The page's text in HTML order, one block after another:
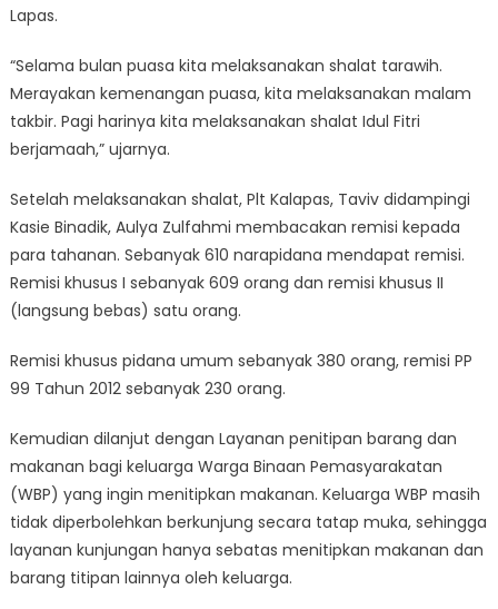
Lapas.
“Selama bulan puasa kita melaksanakan shalat tarawih.
Merayakan kemenangan puasa, kita melaksanakan malam
takbir. Pagi harinya kita melaksanakan shalat Idul Fitri
berjamaah,” ujarnya.
Setelah melaksanakan shalat, Plt Kalapas, Taviv didampingi
Kasie Binadik, Aulya Zulfahmi membacakan remisi kepada
para tahanan. Sebanyak 610 narapidana mendapat remisi.
Remisi khusus I sebanyak 609 orang dan remisi khusus II
(langsung bebas) satu orang.
Remisi khusus pidana umum sebanyak 380 orang, remisi PP
99 Tahun 2012 sebanyak 230 orang.
Kemudian dilanjut dengan Layanan penitipan barang dan
makanan bagi keluarga Warga Binaan Pemasyarakatan
(WBP) yang ingin menitipkan makanan. Keluarga WBP masih
tidak diperbolehkan berkunjung secara tatap muka, sehingga
layanan kunjungan hanya sebatas menitipkan makanan dan
barang titipan lainnya oleh keluarga.